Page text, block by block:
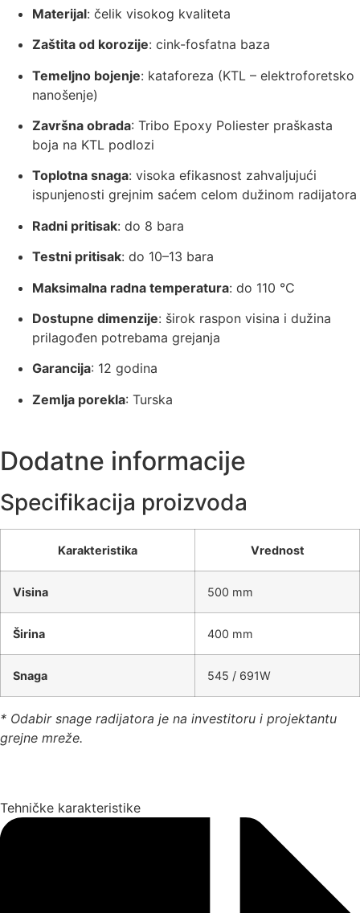
Materijal: čelik visokog kvaliteta
Zaštita od korozije: cink-fosfatna baza
Temeljno bojenje: kataforeza (KTL – elektroforetsko
nanošenje)
Završna obrada: Tribo Epoxy Poliester praškasta
boja na KTL podlozi
Toplotna snaga: visoka efikasnost zahvaljujući
ispunjenosti grejnim saćem celom dužinom radijatora
Radni pritisak: do 8 bara
Testni pritisak: do 10–13 bara
Maksimalna radna temperatura: do 110 °C
Dostupne dimenzije: širok raspon visina i dužina
prilagođen potrebama grejanja
Garancija: 12 godina
Zemlja porekla: Turska
Dodatne informacije
Specifikacija proizvoda
Karakteristika Vrednost
Visina 500 mm
Širina 400 mm
Snaga 545 / 691W
* Odabir snage radijatora je na investitoru i projektantu
grejne mreže.
Tehničke karakteristike